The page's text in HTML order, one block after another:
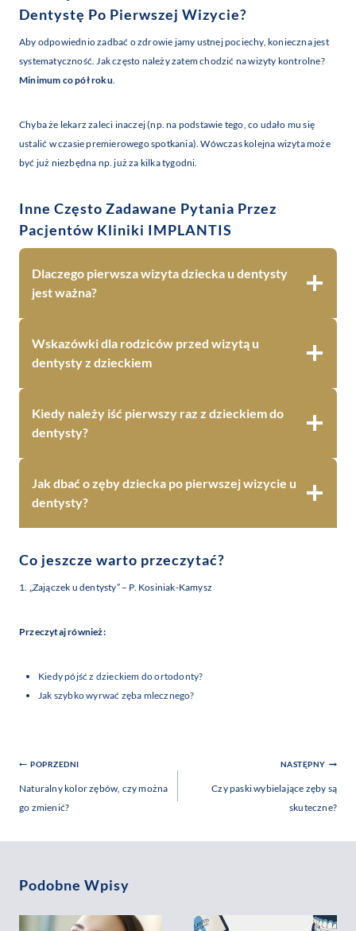
Dentystę Po Pierwszej Wizycie?
Aby odpowiednio zadbać o zdrowie jamy ustnej pociechy, konieczna jest
systematyczność. Jak często należy zatem chodzić na wizyty kontrolne?
Minimum co pół roku.
Chyba że lekarz zaleci inaczej (np. na podstawie tego, co udało mu się
ustalić w czasie premierowego spotkania). Wówczas kolejna wizyta może
być już niezbędna np. już za kilka tygodni.
Inne Często Zadawane Pytania Przez
Pacjentów Kliniki IMPLANTIS
Dlaczego pierwsza wizyta dziecka u dentysty
jest ważna?
Wskazówki dla rodziców przed wizytą u
dentysty z dzieckiem
Kiedy należy iść pierwszy raz z dzieckiem do
dentysty?
Jak dbać o zęby dziecka po pierwszej wizycie u
dentysty?
Co jeszcze warto przeczytać?
1. „Zajączek u dentysty” – P. Kosiniak-Kamysz
Przeczytaj również:
Kiedy pójść z dzieckiem do ortodonty?
Jak szybko wyrwać zęba mlecznego?
Nawigacja
Wpisu
POPRZEDNI
Naturalny kolor zębów, czy można
go zmienić?
NASTĘPNY
Czy paski wybielające zęby są
skuteczne?
Podobne Wpisy